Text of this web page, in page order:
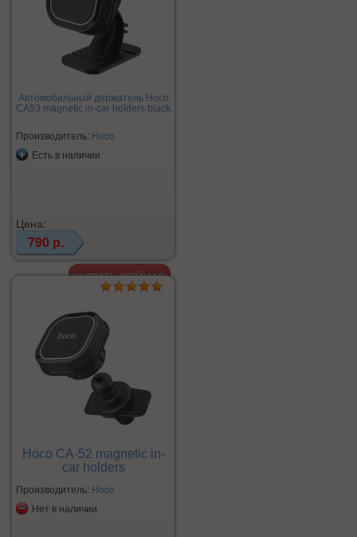
Автомобильный держатель Hoco
CA53 magnetic in-car holders black
Производитель: Hoco
Есть в наличии
Цена:
790 р.
Hoco CA-52 magnetic in-
car holders
Производитель: Hoco
Нет в наличии